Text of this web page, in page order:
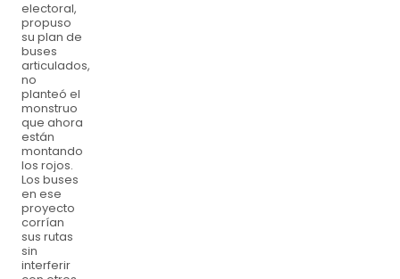
electoral,
propuso
su plan de
buses
articulados,
no
planteó el
monstruo
que ahora
están
montando
los rojos.
Los buses
en ese
proyecto
corrían
sus rutas
sin
interferir